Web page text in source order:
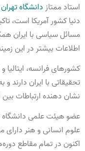
استاد ممتاز دانشگاه تهران
دنیا کشور آمریکا است،
مسائل سیاسی با ایران
اطلاعات بیشتر در این
کشور‌های فرانسه،
تحقیقاتی با ایران دارند
نشان دهنده ارتباطات
عضو هیئت علمی دانشگاه
علوم انسانی و هنر دارای
اکنون در تمام مقاطع